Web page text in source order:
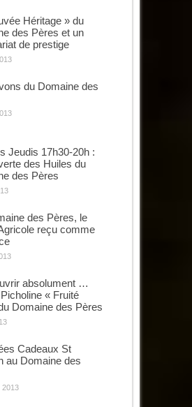
Héritage » du
des Pères et un
de prestige
du Domaine des
Jeudis 17h30-20h :
des Huiles du
des Pères
des Pères, le
reçu comme
absolument …
Picholine « Fruité
Domaine des Pères
Cadeaux St
au Domaine des
2013